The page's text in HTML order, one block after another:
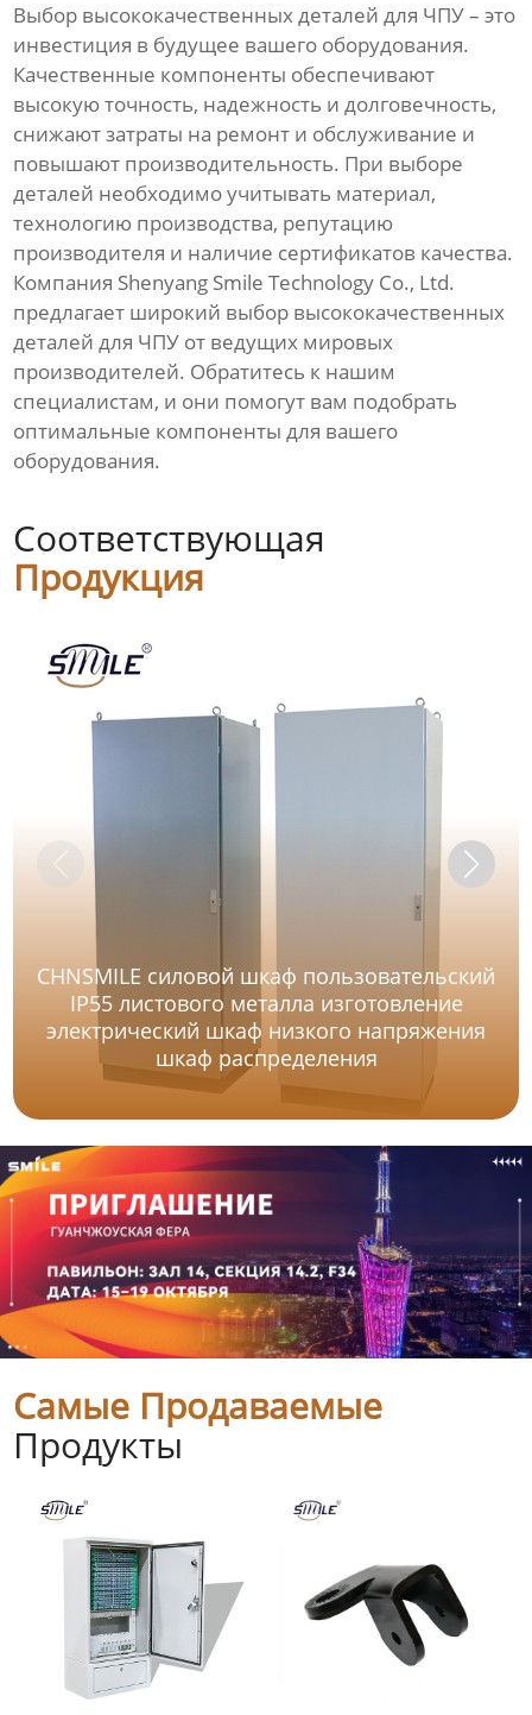
Выбор высококачественных деталей для ЧПУ– это
инвестиция в будущее вашего оборудования.
Качественные компоненты обеспечивают
высокую точность, надежность и долговечность,
снижают затраты на ремонт и обслуживание и
повышают производительность. При выборе
деталей необходимо учитывать материал,
технологию производства, репутацию
производителя и наличие сертификатов качества.
Компания Shenyang Smile Technology Co., Ltd.
предлагает широкий выбор высококачественных
деталей для ЧПУ от ведущих мировых
производителей. Обратитесь к нашим
специалистам, и они помогут вам подобрать
оптимальные компоненты для вашего
оборудования.
Соответствующая
Продукция
CHNSMILE силовой шкаф пользовательский
IP55 листового металла изготовление
электрический шкаф низкого напряжения
шкаф распределения
Самые Продаваемые
Продукты